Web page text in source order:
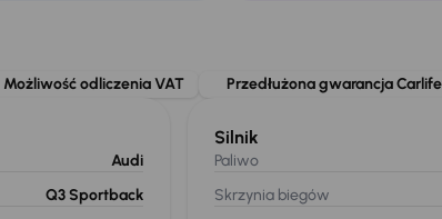
Możliwość odliczenia VAT Przedłużona gwarancja
Audi
Q3 Sportback
Silnik
Paliwo
Skrzynia biegów